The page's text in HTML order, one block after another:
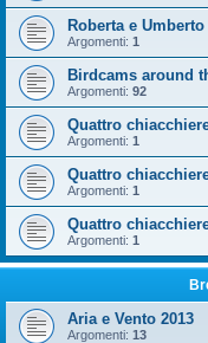
Roberta e Umberto
Argomenti: 1
Birdcams around
Argomenti: 92
Quattro
Argomenti: 1
Quattro
Argomenti: 1
Quattro
Argomenti: 1
Aria e Vento 2013
Argomenti: 13